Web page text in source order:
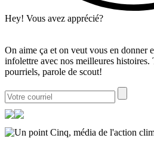
Hey! Vous avez apprécié?
On aime ça et on veut vous en donner
infolettre avec nos meilleures histoires.
pourriels, parole de scout!